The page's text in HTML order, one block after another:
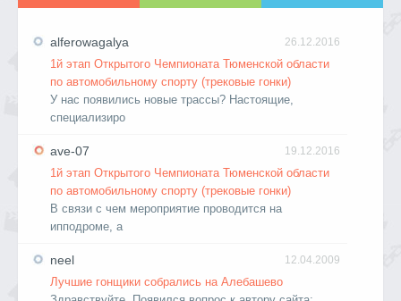
26.12.2016
alferowagalya
1й этап Открытого Чемпионата Тюменской области
по автомобильному спорту (трековые гонки)
У нас появились новые трассы? Настоящие,
специализиро
19.12.2016
ave-07
1й этап Открытого Чемпионата Тюменской области
по автомобильному спорту (трековые гонки)
В связи с чем мероприятие проводится на
ипподроме, а
12.04.2009
neel
Лучшие гонщики собрались на Алебашево